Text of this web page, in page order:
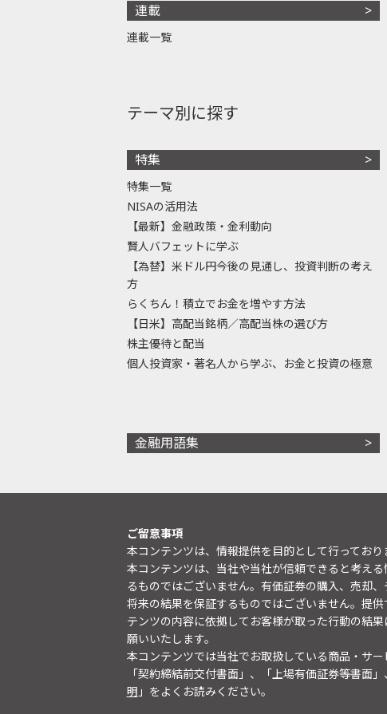
連載
連載一覧
テーマ別に探す
特集
特集一覧
NISAの活用法
【最新】金融政策・金利動向
賢人バフェットに学ぶ
【為替】米ドル円今後の見通し、投資判断の考え
方
らくちん！積立でお金を増やす方法
【日米】高配当銘柄／高配当株の選び方
株主優待と配当
個人投資家・著名人から学ぶ、お金と投資の極意
金融用語集
ご留意事項
本コンテンツは、情報提供を目的として行っており
本コンテンツは、当社や当社が信頼できると考え
るものではございません。有価証券の購入、売却
将来の結果を保証するものではございません。提
テンツの内容に依拠してお客様が取った行動の結
願いいたします。
本コンテンツでは当社でお取扱している商品・サ
「契約締結前交付書面」、「上場有価証券等書面
明 」をよくお読みください。